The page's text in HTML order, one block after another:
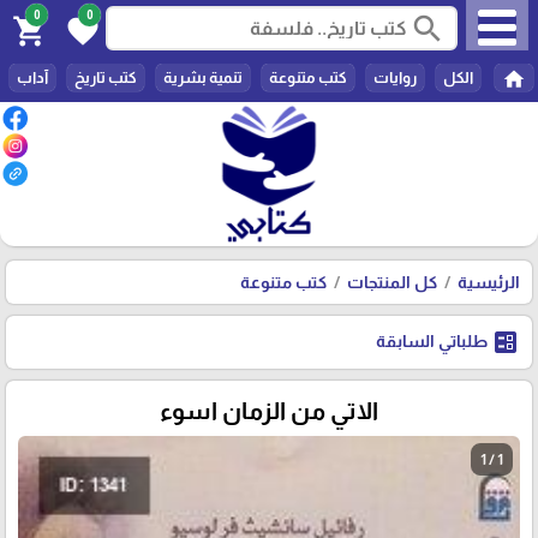
search
0
favorite
0
shopping_cart
home الكل روايات كتب متنوعة تنمية بشرية كتب تاريخ آداب
الرئيسية كل المنتجات كتب متنوعة
ballot طلباتي السابقة
الاتي من الزمان اسوء
1 / 1